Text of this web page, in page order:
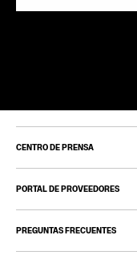
CENTRO DE PRENSA
PORTAL DE PROVEEDORES
PREGUNTAS FRECUENTES